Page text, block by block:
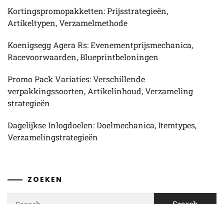
Kortingspromopakketten: Prijsstrategieën,
Artikeltypen, Verzamelmethode
Koenigsegg Agera Rs: Evenementprijsmechanica,
Racevoorwaarden, Blueprintbeloningen
Promo Pack Variaties: Verschillende
verpakkingssoorten, Artikelinhoud, Verzameling
strategieën
Dagelijkse Inlogdoelen: Doelmechanica, Itemtypes,
Verzamelingstrategieën
ZOEKEN